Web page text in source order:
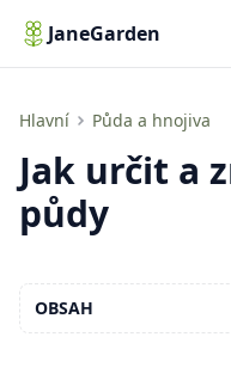
JaneGarden
Hlavní Půda a hnojiva
Jak určit a změnit kyselost půdy
Jak určit a
půdy
OBSAH